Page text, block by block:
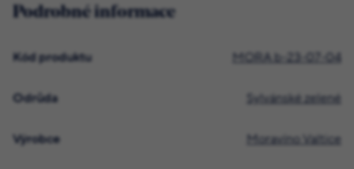
Podrobné informace
Kód produktu MORA b-23-07-04
Odrůda Sylvánské zelené
Výrobce Moravíno Valtice